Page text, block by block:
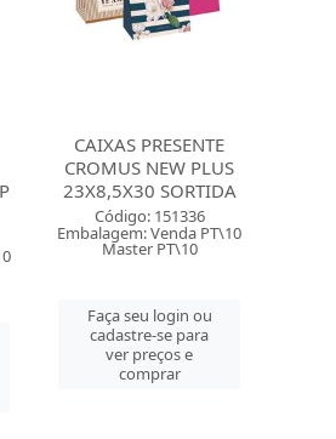
CAIXAS PRESENTE
CROMUS NEW PLUS
23X8,5X30 SORTIDA
Código: 151336
Embalagem: Venda PT\10
Master PT\10
Faça seu login ou
cadastre-se para
ver preços e
comprar